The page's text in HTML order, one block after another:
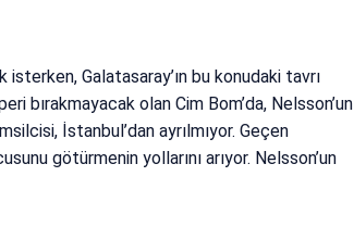
Galatasaray’ın bu konudaki tavrı
bırakmayacak olan Cim Bom’da, Nelsson’un
İstanbul’dan ayrılmıyor. Geçen
götürmenin yollarını arıyor. Nelsson’un